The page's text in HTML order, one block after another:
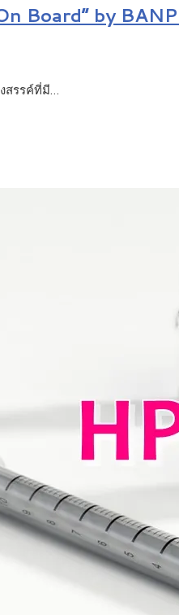
Board” by
สรรค์ที่มี…